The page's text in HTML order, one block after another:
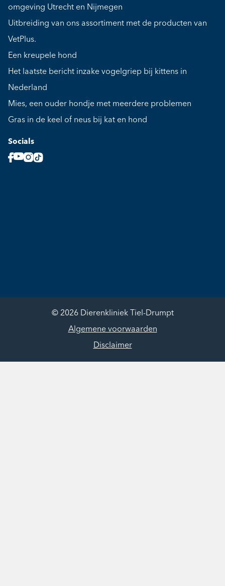
omgeving Utrecht en Nijmegen
Uitbreiding van ons assortiment met de producten van
VetPlus.
Een kreupele hond
Het laatste bericht inzake vogelgriep bij kittens in
Nederland
Mies, een ouder hondje met meerdere problemen
Gras in de keel of neus bij kat en hond
Socials
© 2026 Dierenkliniek Tiel-Drumpt
Algemene voorwaarden
Disclaimer